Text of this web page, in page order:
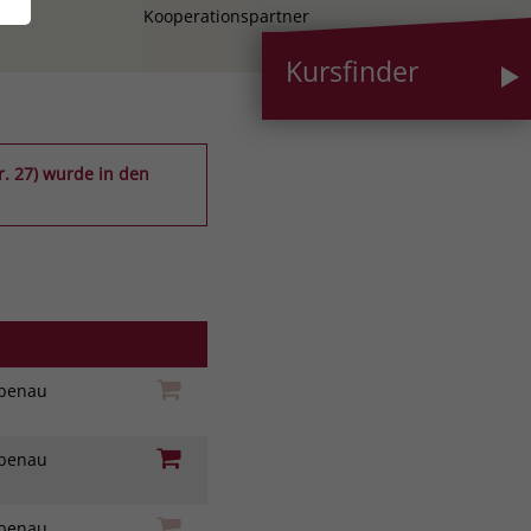
Kooperationspartner
Kursfinder
27) wurde in den